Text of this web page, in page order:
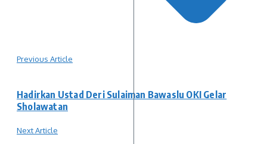
Previous Article
Hadirkan Ustad Deri Sulaiman Bawaslu OKI Gelar
Sholawatan
Next Article